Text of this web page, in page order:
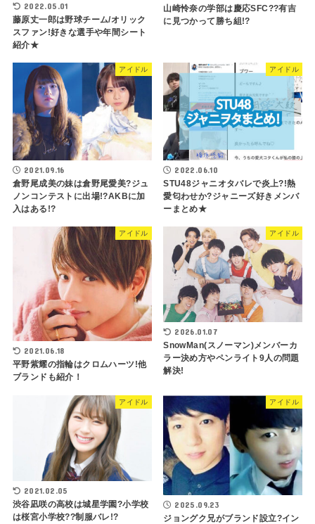
2022.05.01
藤原丈一郎は野球チーム/オリック
スファン!好きな選手や年間シート
紹介★
山崎怜奈の学部は慶応SFC??有吉
に見つかって勝ち組!?
アイドル
2021.09.16
倉野尾成美の妹は倉野尾愛美?ジュ
ノンコンテストに出場!?AKBに加
入はある!?
アイドル
2022.06.10
STU48ジャニオタバレで炎上?!熱
愛匂わせか?ジャニーズ好きメンバ
ーまとめ★
アイドル
2021.06.18
平野紫耀の指輪はクロムハーツ!他
ブランドも紹介！
アイドル
2026.01.07
SnowMan(スノーマン)メンバーカ
ラー決め方やペンライト9人の問題
解決!
アイドル
2021.02.05
渋谷凪咲の高校は城星学園?小学校
は桜宮小学校??制服バレ!?
アイドル
2025.09.23
ジョングク兄がブランド設立?イン